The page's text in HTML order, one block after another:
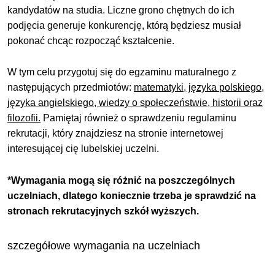
kandydatów na studia. Liczne grono chętnych do ich
podjęcia generuje konkurencję, którą będziesz musiał
pokonać chcąc rozpocząć kształcenie.
W tym celu przygotuj się do egzaminu maturalnego z
następujących przedmiotów: matematyki, języka polskiego,
języka angielskiego, wiedzy o społeczeństwie, historii oraz
filozofii. Pamiętaj również o sprawdzeniu regulaminu
rekrutacji, który znajdziesz na stronie internetowej
interesującej cię lubelskiej uczelni.
*Wymagania mogą się różnić na poszczególnych
uczelniach, dlatego koniecznie trzeba je sprawdzić na
stronach rekrutacyjnych szkół wyższych.
szczegółowe wymagania na uczelniach